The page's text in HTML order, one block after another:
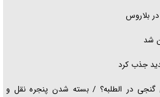
بلاروس
شد
در الطلبه؟ / بسته شدن پنجره نقل و